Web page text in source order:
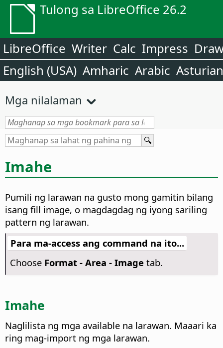
Tulong sa LibreOffice 26.2
LibreOffice Writer Calc Impress
English (USA) Amharic Arabic Asturian
Mga nilalaman
Imahe
Pumili ng larawan na gusto mong gamitin bilang
isang fill image, o magdagdag ng iyong sariling
pattern ng larawan.
Para ma-access ang command na ito...
Choose Format - Area - Image tab.
Imahe
Naglilista ng mga available na larawan. Maaari ka
ring mag-import ng mga larawan.